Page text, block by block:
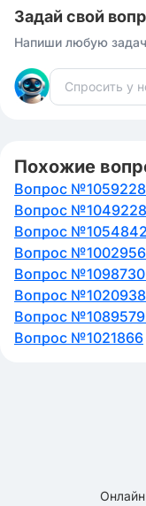
Задай свой
Напиши любую
Похожие
Вопрос №1059228
Вопрос №1049228
Вопрос №1054842
Вопрос №1002956
Вопрос №1098730
Вопрос №1020938
Вопрос №1089579
Вопрос №1021866